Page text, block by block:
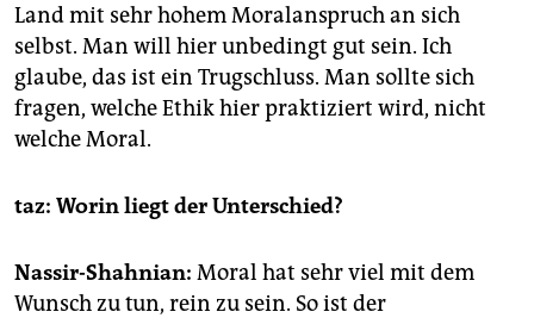
Land mit sehr hohem Moralanspruch an sich
selbst. Man will hier unbedingt gut sein. Ich
glaube, das ist ein Trugschluss. Man sollte sich
fragen, welche Ethik hier praktiziert wird, nicht
welche Moral.
taz: Worin liegt der Unterschied?
Nassir-Shahnian: Moral hat sehr viel mit dem
Wunsch zu tun, rein zu sein. So ist der